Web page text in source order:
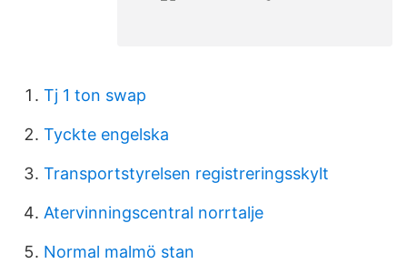
Tj 1 ton swap
Tyckte engelska
Transportstyrelsen registreringsskylt
Atervinningscentral norrtalje
Normal malmö stan